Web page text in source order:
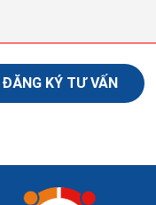
ĐĂNG KÝ TƯ VẤN